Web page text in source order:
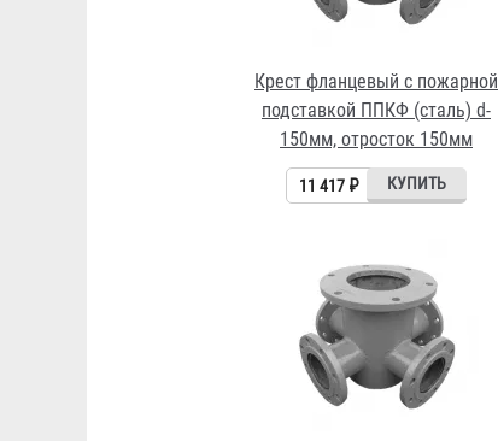
Крест фланцевый с пожарной
подставкой ППКФ (сталь) d-
150мм, отросток 150мм
11 417 ₽